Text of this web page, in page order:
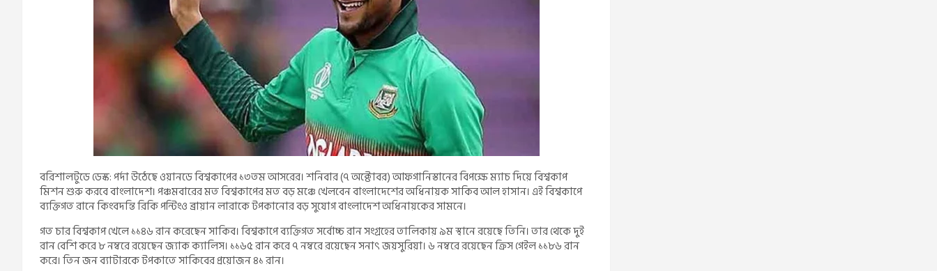
বরিশালটুডে ডেস্ক: পর্দা উঠেছে ওয়ানডে বিশ্বকাপের ১৩তম আসরের। শনিবার (৭ অক্টোবর) আফগানিস্তানের বিপক্ষে ম্যাচ দিয়ে বিশ্বকাপ
মিশন শুরু করবে বাংলাদেশ। পঞ্চমবারের মত বিশ্বকাপের মত বড় মঞ্চে খেলবেন বাংলাদেশের অধিনায়ক সাকিব আল হাসান। এই বিশ্বকাপে
ব্যক্তিগত রানে কিংবদন্তি রিকি পন্টিংও ব্রায়ান লারাকে টপকানোর বড় সুযোগ বাংলাদেশ অধিনায়কের সামনে।
গত চার বিশ্বকাপ খেলে ১১৪৬ রান করেছেন সাকিব। বিশ্বকাপে ব্যক্তিগত সর্বোচ্চ রান সংগ্রহের তালিকায় ৯ম স্থানে রয়েছে তিনি। তার থেকে দুই
রান বেশি করে ৮ নম্বরে রয়েছেন জ্যাক ক্যালিস। ১১৬৫ রান করে ৭ নম্বরে রয়েছেন সনাৎ জয়সুরিয়া। ৬ নম্বরে রয়েছেন ক্রিস গেইল ১১৮৬ রান
করে। তিন জন ব্যাটারকে টপকাতে সাকিবের প্রয়োজন ৪১ রান।